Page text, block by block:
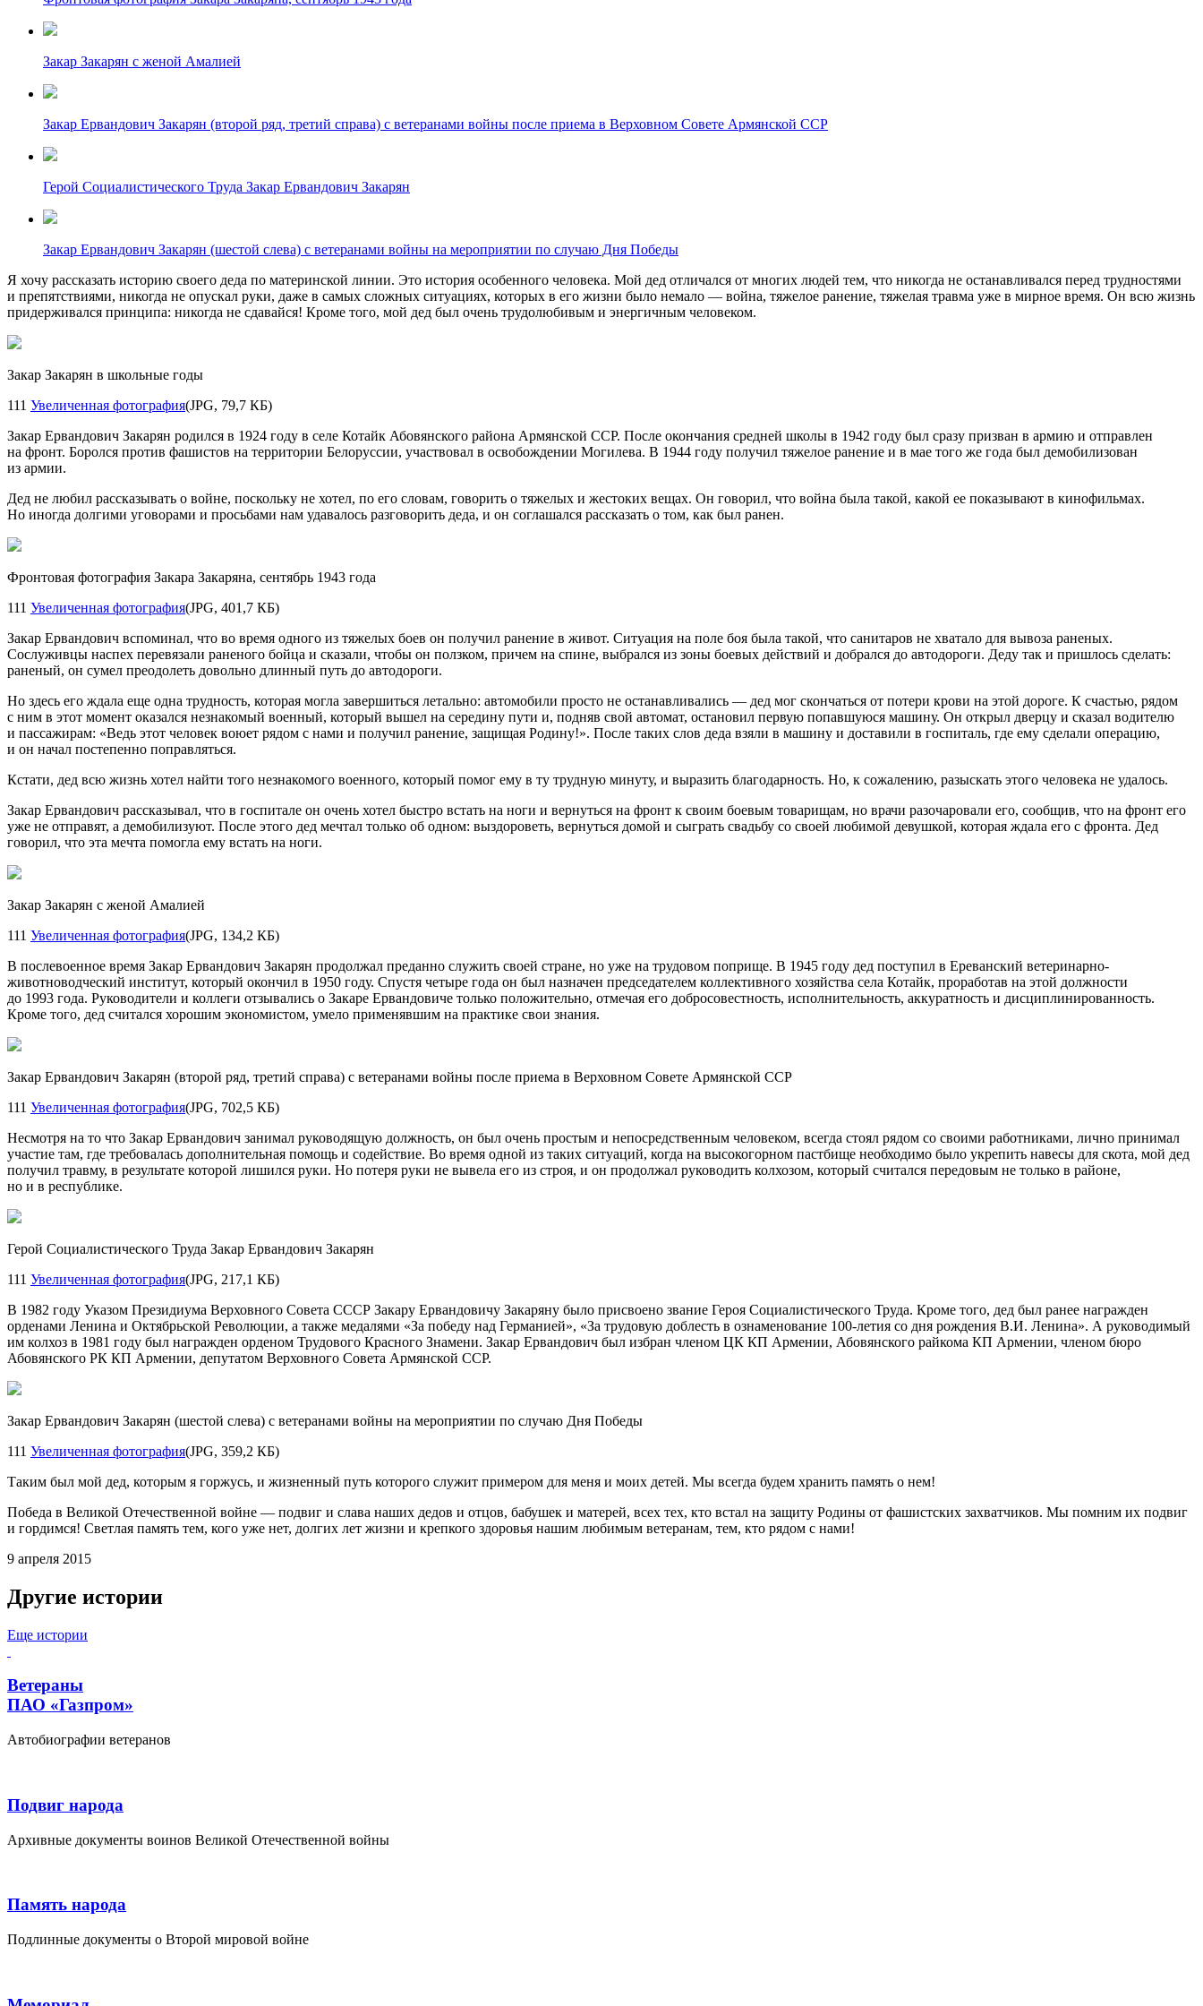
Закар Закарян с женой Амалией
Закар Ервандович Закарян (второй ряд, третий справа) с ветеранами войны после приема в Верховном Совете Армянской ССР
Герой Социалистического Труда Закар Ервандович Закарян
Закар Ервандович Закарян (шестой слева) с ветеранами войны на мероприятии по случаю Дня Победы
Я хочу рассказать историю своего деда по материнской линии. Это история особенного человека. Мой дед отличался от многих людей тем, что никогда не останавливался перед трудностями
и препятствиями, никогда не опускал руки, даже в самых сложных ситуациях, которых в его жизни было немало — война, тяжелое ранение, тяжелая травма уже в мирное время. Он всю жизнь
придерживался принципа: никогда не сдавайся! Кроме того, мой дед был очень трудолюбивым и энергичным человеком.
Закар Закарян в школьные годы
111 Увеличенная фотография(JPG, 79,7 КБ)
Закар Ервандович Закарян родился в 1924 году в селе Котайк Абовянского района Армянской ССР. После окончания средней школы в 1942 году был сразу призван в армию и отправлен
на фронт. Боролся против фашистов на территории Белоруссии, участвовал в освобождении Могилева. В 1944 году получил тяжелое ранение и в мае того же года был демобилизован
из армии.
Дед не любил рассказывать о войне, поскольку не хотел, по его словам, говорить о тяжелых и жестоких вещах. Он говорил, что война была такой, какой ее показывают в кинофильмах.
Но иногда долгими уговорами и просьбами нам удавалось разговорить деда, и он соглашался рассказать о том, как был ранен.
Фронтовая фотография Закара Закаряна, сентябрь 1943 года
111 Увеличенная фотография(JPG, 401,7 КБ)
Закар Ервандович вспоминал, что во время одного из тяжелых боев он получил ранение в живот. Ситуация на поле боя была такой, что санитаров не хватало для вывоза раненых.
Сослуживцы наспех перевязали раненого бойца и сказали, чтобы он ползком, причем на спине, выбрался из зоны боевых действий и добрался до автодороги. Деду так и пришлось сделать:
раненый, он сумел преодолеть довольно длинный путь до автодороги.
Но здесь его ждала еще одна трудность, которая могла завершиться летально: автомобили просто не останавливались — дед мог скончаться от потери крови на этой дороге. К счастью, рядом
с ним в этот момент оказался незнакомый военный, который вышел на середину пути и, подняв свой автомат, остановил первую попавшуюся машину. Он открыл дверцу и сказал водителю
и пассажирам: «Ведь этот человек воюет рядом с нами и получил ранение, защищая Родину!». После таких слов деда взяли в машину и доставили в госпиталь, где ему сделали операцию,
и он начал постепенно поправляться.
Кстати, дед всю жизнь хотел найти того незнакомого военного, который помог ему в ту трудную минуту, и выразить благодарность. Но, к сожалению, разыскать этого человека не удалось.
Закар Ервандович рассказывал, что в госпитале он очень хотел быстро встать на ноги и вернуться на фронт к своим боевым товарищам, но врачи разочаровали его, сообщив, что на фронт его
уже не отправят, а демобилизуют. После этого дед мечтал только об одном: выздороветь, вернуться домой и сыграть свадьбу со своей любимой девушкой, которая ждала его с фронта. Дед
говорил, что эта мечта помогла ему встать на ноги.
Закар Закарян с женой Амалией
111 Увеличенная фотография(JPG, 134,2 КБ)
В послевоенное время Закар Ервандович Закарян продолжал преданно служить своей стране, но уже на трудовом поприще. В 1945 году дед поступил в Ереванский ветеринарно-
животноводческий институт, который окончил в 1950 году. Спустя четыре года он был назначен председателем коллективного хозяйства села Котайк, проработав на этой должности
до 1993 года. Руководители и коллеги отзывались о Закаре Ервандовиче только положительно, отмечая его добросовестность, исполнительность, аккуратность и дисциплинированность.
Кроме того, дед считался хорошим экономистом, умело применявшим на практике свои знания.
Закар Ервандович Закарян (второй ряд, третий справа) с ветеранами войны после приема в Верховном Совете Армянской ССР
111 Увеличенная фотография(JPG, 702,5 КБ)
Несмотря на то что Закар Ервандович занимал руководящую должность, он был очень простым и непосредственным человеком, всегда стоял рядом со своими работниками, лично принимал
участие там, где требовалась дополнительная помощь и содействие. Во время одной из таких ситуаций, когда на высокогорном пастбище необходимо было укрепить навесы для скота, мой дед
получил травму, в результате которой лишился руки. Но потеря руки не вывела его из строя, и он продолжал руководить колхозом, который считался передовым не только в районе,
но и в республике.
Герой Социалистического Труда Закар Ервандович Закарян
111 Увеличенная фотография(JPG, 217,1 КБ)
В 1982 году Указом Президиума Верховного Совета СССР Закару Ервандовичу Закаряну было присвоено звание Героя Социалистического Труда. Кроме того, дед был ранее награжден
орденами Ленина и Октябрьской Революции, а также медалями «За победу над Германией», «За трудовую доблесть в ознаменование 100-летия со дня рождения В.И. Ленина». А руководимый
им колхоз в 1981 году был награжден орденом Трудового Красного Знамени. Закар Ервандович был избран членом ЦК КП Армении, Абовянского райкома КП Армении, членом бюро
Абовянского РК КП Армении, депутатом Верховного Совета Армянской ССР.
Закар Ервандович Закарян (шестой слева) с ветеранами войны на мероприятии по случаю Дня Победы
111 Увеличенная фотография(JPG, 359,2 КБ)
Таким был мой дед, которым я горжусь, и жизненный путь которого служит примером для меня и моих детей. Мы всегда будем хранить память о нем!
Победа в Великой Отечественной войне — подвиг и слава наших дедов и отцов, бабушек и матерей, всех тех, кто встал на защиту Родины от фашистских захватчиков. Мы помним их подвиг
и гордимся! Светлая память тем, кого уже нет, долгих лет жизни и крепкого здоровья нашим любимым ветеранам, тем, кто рядом с нами!
9 апреля 2015
Другие истории
Еще истории
Ветераны
ПАО «Газпром»
Автобиографии ветеранов
Подвиг народа
Архивные документы воинов Великой Отечественной войны
Память народа
Подлинные документы о Второй мировой войне